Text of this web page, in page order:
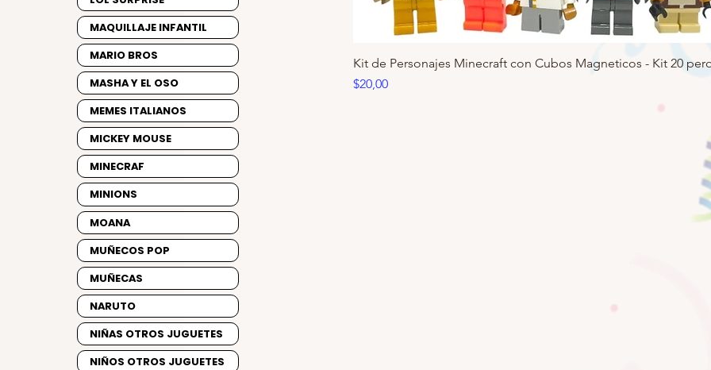
Kit de Personajes Minecraft con Cubos Magneticos - Kit 20
Precio
$20,00
MAQUILLAJE INFANTIL
MARIO BROS
MASHA Y EL OSO
MEMES ITALIANOS
MICKEY MOUSE
MINECRAF
MINIONS
MOANA
MUÑECOS POP
MUÑECAS
NARUTO
NIÑAS OTROS JUGUETES
NIÑOS OTROS JUGUETES